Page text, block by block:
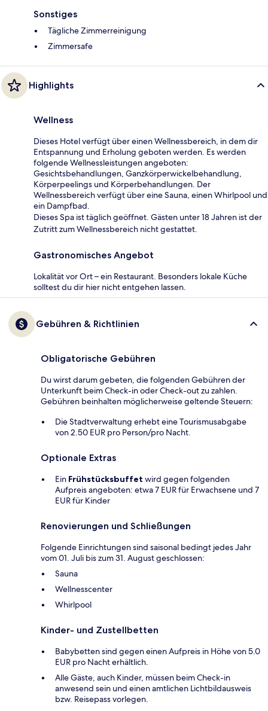
Sonstiges
Tägliche Zimmerreinigung
Zimmersafe
Highlights
Wellness
Dieses Hotel verfügt über einen Wellnessbereich, in dem dir
Entspannung und Erholung geboten werden. Es werden
folgende Wellnessleistungen angeboten:
Gesichtsbehandlungen, Ganzkörperwickelbehandlung,
Körperpeelings und Körperbehandlungen. Der
Wellnessbereich verfügt über eine Sauna, einen Whirlpool und
ein Dampfbad.
Dieses Spa ist täglich geöffnet. Gästen unter 18 Jahren ist der
Zutritt zum Wellnessbereich nicht gestattet.
Gastronomisches Angebot
Lokalität vor Ort – ein Restaurant. Besonders lokale Küche
solltest du dir hier nicht entgehen lassen.
Gebühren & Richtlinien
Obligatorische Gebühren
Du wirst darum gebeten, die folgenden Gebühren der
Unterkunft beim Check-in oder Check-out zu zahlen.
Gebühren beinhalten möglicherweise geltende Steuern:
Die Stadtverwaltung erhebt eine Tourismusabgabe
von 2.50 EUR pro Person/pro Nacht.
Optionale Extras
Ein Frühstücksbuffet wird gegen folgenden
Aufpreis angeboten: etwa 7 EUR für Erwachsene und 7
EUR für Kinder
Renovierungen und Schließungen
Folgende Einrichtungen sind saisonal bedingt jedes Jahr
vom 01. Juli bis zum 31. August geschlossen:
Sauna
Wellnesscenter
Whirlpool
Kinder- und Zustellbetten
Babybetten sind gegen einen Aufpreis in Höhe von 5.0
EUR pro Nacht erhältlich.
Alle Gäste, auch Kinder, müssen beim Check-in
anwesend sein und einen amtlichen Lichtbildausweis
bzw. Reisepass vorlegen.